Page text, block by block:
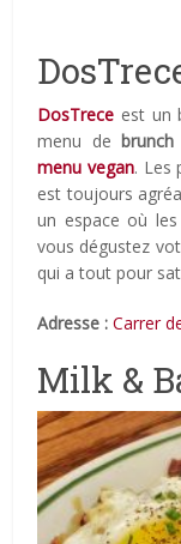
DosTrece est un
menu debrunch
menu vegan. Les
est toujours
un espace où
vous dégustez
qui a tout pour
Adresse : Carrer
Milk &